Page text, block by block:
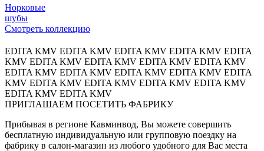
Норковые
шубы
Смотреть коллекцию
EDITA KMV EDITA KMV EDITA KMV EDITA KMV EDITA
KMV EDITA KMV EDITA KMV EDITA KMV EDITA KMV
EDITA KMV EDITA KMV EDITA KMV EDITA KMV EDITA
KMV EDITA KMV EDITA KMV EDITA KMV EDITA KMV
EDITA KMV EDITA KMV
ПРИГЛАШАЕМ ПОСЕТИТЬ ФАБРИКУ
Прибывая в регионе Кавминвод, Вы можете совершить
бесплатную индивидуальную или групповую поездку на
фабрику в салон-магазин из любого удобного для Вас места